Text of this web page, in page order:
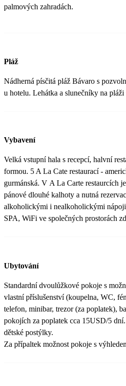
palmových zahradách.
Pláž
Nádherná písčitá pláž Bávaro s
u hotelu. Lehátka a slunečníky na pláži
Vybavení
Velká vstupní hala s recepcí, halvní
formou. 5 A La Cate restaurací -
gurmánská. V A La Carte restaurcích
pánové dlouhé kalhoty a nutná
alkoholickými i nealkoholickými
SPA, WiFi ve společných prostorách
Ubytování
Standardní dvoulůžkové pokoje s
vlastní příslušenství (koupelna, WC,
telefon, minibar, trezor (za poplatek),
pokojích za poplatek cca 15USD/5
dětské postýlky.
Za přípaltek možnost pokoje s